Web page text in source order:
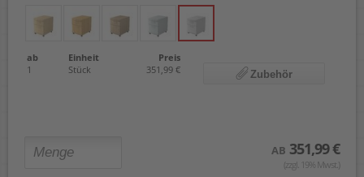
ab Einheit
Preis
1
Stück 351,99 € Zubehör
AB 351,99 €
(zzgl. 19% Mwst.)